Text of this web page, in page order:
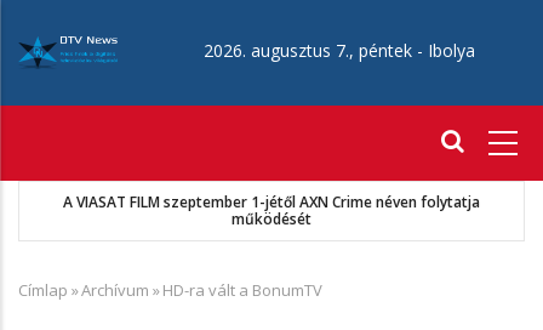
tartalomra
2026. augusztus 7., péntek - Ibolya
MKSZ-Sport TV megállapodás
Morzsa
Címlap »Archívum »HD-ra vált a BonumTV